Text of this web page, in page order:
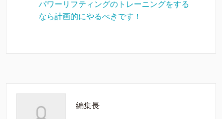
パワーリフティングのトレーニングをする
なら計画的にやるべきです！
編集長